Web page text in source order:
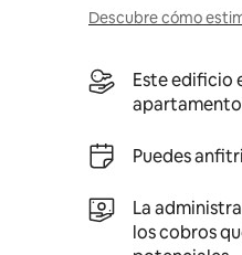
Descubre cómo
Este edificio
Puedes
La
los cobros